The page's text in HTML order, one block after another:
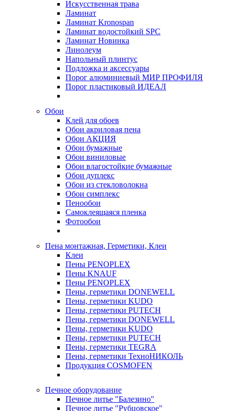
Искусственная трава
Ламинат
Ламинат Kronospan
Ламинат водостойкий SPC
Ламинат Новинка
Линолеум
Напольный плинтус
Подложка и аксессуары
Порог алюминиевый МИР ПРОФИЛЯ
Порог пластиковый ИДЕАЛ
Обои
Клей для обоев
Обои акриловая пена
Обои АКЦИЯ
Обои бумажные
Обои виниловые
Обои влагостойкие бумажные
Обои дуплекс
Обои из стекловолокна
Обои симплекс
Пенообои
Самоклеящаяся пленка
Фотообои
Пена монтажная, Герметики, Клеи
Клеи
Пены PENOPLEX
Пены KNAUF
Пены PENOPLEX
Пены, герметики DONEWELL
Пены, герметики KUDO
Пены, герметики PUTECH
Пены, герметики DONEWELL
Пены, герметики KUDO
Пены, герметики PUTECH
Пены, герметики TEGRA
Пены, герметики ТехноНИКОЛЬ
Продукция COSMOFEN
Печное оборудование
Печное литье "Балезино"
Печное литье "Рубцовское"